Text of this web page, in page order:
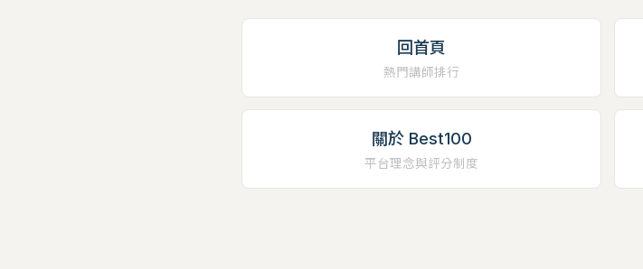
回首頁
熱門講師排行
關於 Best100
平台理念與評分制度